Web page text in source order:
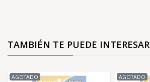
TAMBIÉN TE PUEDE INTERESAR
AGOTADO AGOTADO